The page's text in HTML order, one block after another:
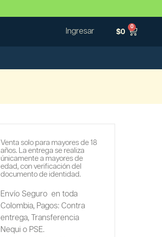
Ingresar $0
0
Venta solo para mayores de 18
años. La entrega se realiza
únicamente a mayores de
edad, con verificación del
documento de identidad.
Envío Seguro en toda
Colombia, Pagos: Contra
entrega,
Transferencia
Nequi o PSE.